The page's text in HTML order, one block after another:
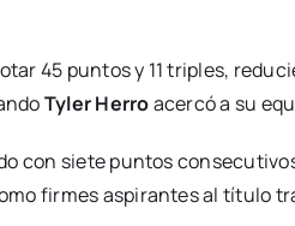
45 puntos y 11 triples,
Tyler Herroacercó a su
con siete puntos
firmes aspirantes al título